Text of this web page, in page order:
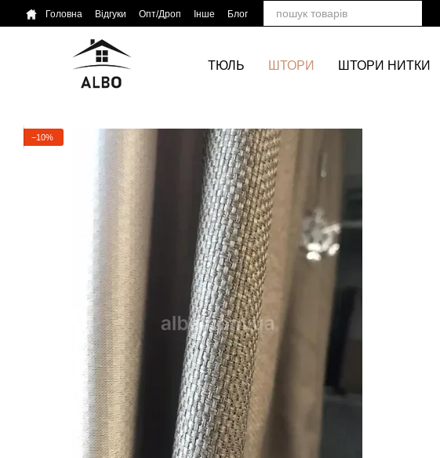
Перейти до основного контенту
Головна Відгуки Опт/Дроп Інше Блог
ТЮЛЬ ШТОРИ ШТОРИ НИТКИ
−10%